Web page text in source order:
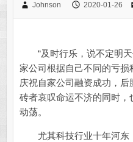
Johnson 2020-01-26
“及时行乐，说不定明天
家公司根据自己不同的亏
庆祝自家公司融资成功，
砖者哀叹命运不济的同时
动荡。
尤其科技行业十年河东